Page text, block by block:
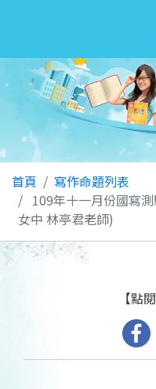
首頁
寫作命題列表
109年十一月份國寫
女中 林亭君老師)
【點